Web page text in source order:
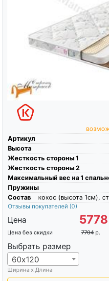
Артикул
Высота
Жесткость стороны 1
Жесткость стороны 2
Максимальный вес на 1
Пружины
Состав
кокос (высота 1см),
Отзывы покупателей (0)
Цена 5778
Цена без скидки 7704 р.
Выбрать размер
60х120
Ширина х Длина